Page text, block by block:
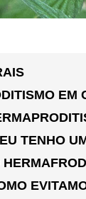
EM
TENHO